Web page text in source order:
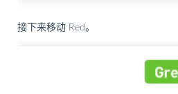
接下来移动 Red。